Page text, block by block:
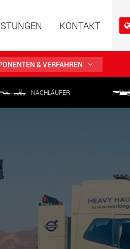
in Semi-Tieflader und
für
20 t bis 500 t
Elektrofahrzeuge mit
Nutzlasten ab 5 t
für
in
SPMT und
Industrietransporter
Nutzlasten bis
KONTAKT
& VERFAHREN
NACHLÄUFER